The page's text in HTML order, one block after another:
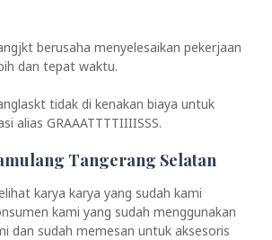
berusaha menyelesaikan pekerjaan
dan tepat waktu.
tidak di kenakan biaya untuk
alias GRAAATTTTIIIISSS.
Tangerang Selatan
karya karya yang sudah kami
kami yang sudah menggunakan
dan sudah memesan untuk aksesoris